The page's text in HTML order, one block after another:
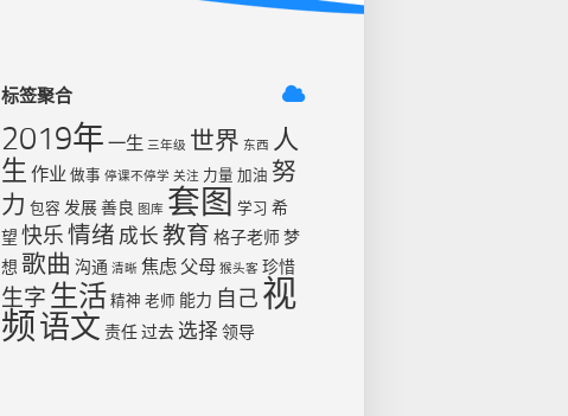
标签聚合
2019年 一生 三年级 世界 东西 人
生 作业 做事 停课不停学 关注 力量 加油 努
力 包容 发展善良 图库 套图 学习 希
望 快乐情绪 成长 教育 格子老师 梦
想 歌曲 沟通 清晰 焦虑 父母 猴头客 珍惜
生字 生活 精神 老师 能力 自己 视
频语文 责任过去 选择 领导